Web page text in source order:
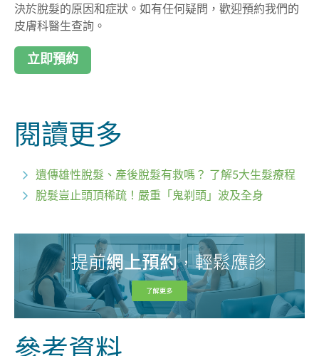
決於脫髮的原因和症狀。如有任何疑問，歡迎預約我們的
皮膚科醫生查詢。
立即預約
閱讀更多
遺傳雄性脫髮、產後脫髮有救嗎？ 了解5大生髮療程
脫髮豈止頭頂稀疏！嚴重「鬼剃頭」波及全身
參考資料